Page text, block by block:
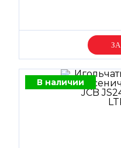
В наличии